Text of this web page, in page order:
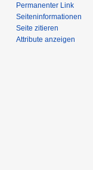
Permanenter Link
Seiten­­informationen
Seite zitieren
Attribute anzeigen